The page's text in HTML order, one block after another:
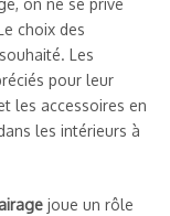
choix des
Les
pour leur
les accessoires en
les intérieurs à
joue un rôle